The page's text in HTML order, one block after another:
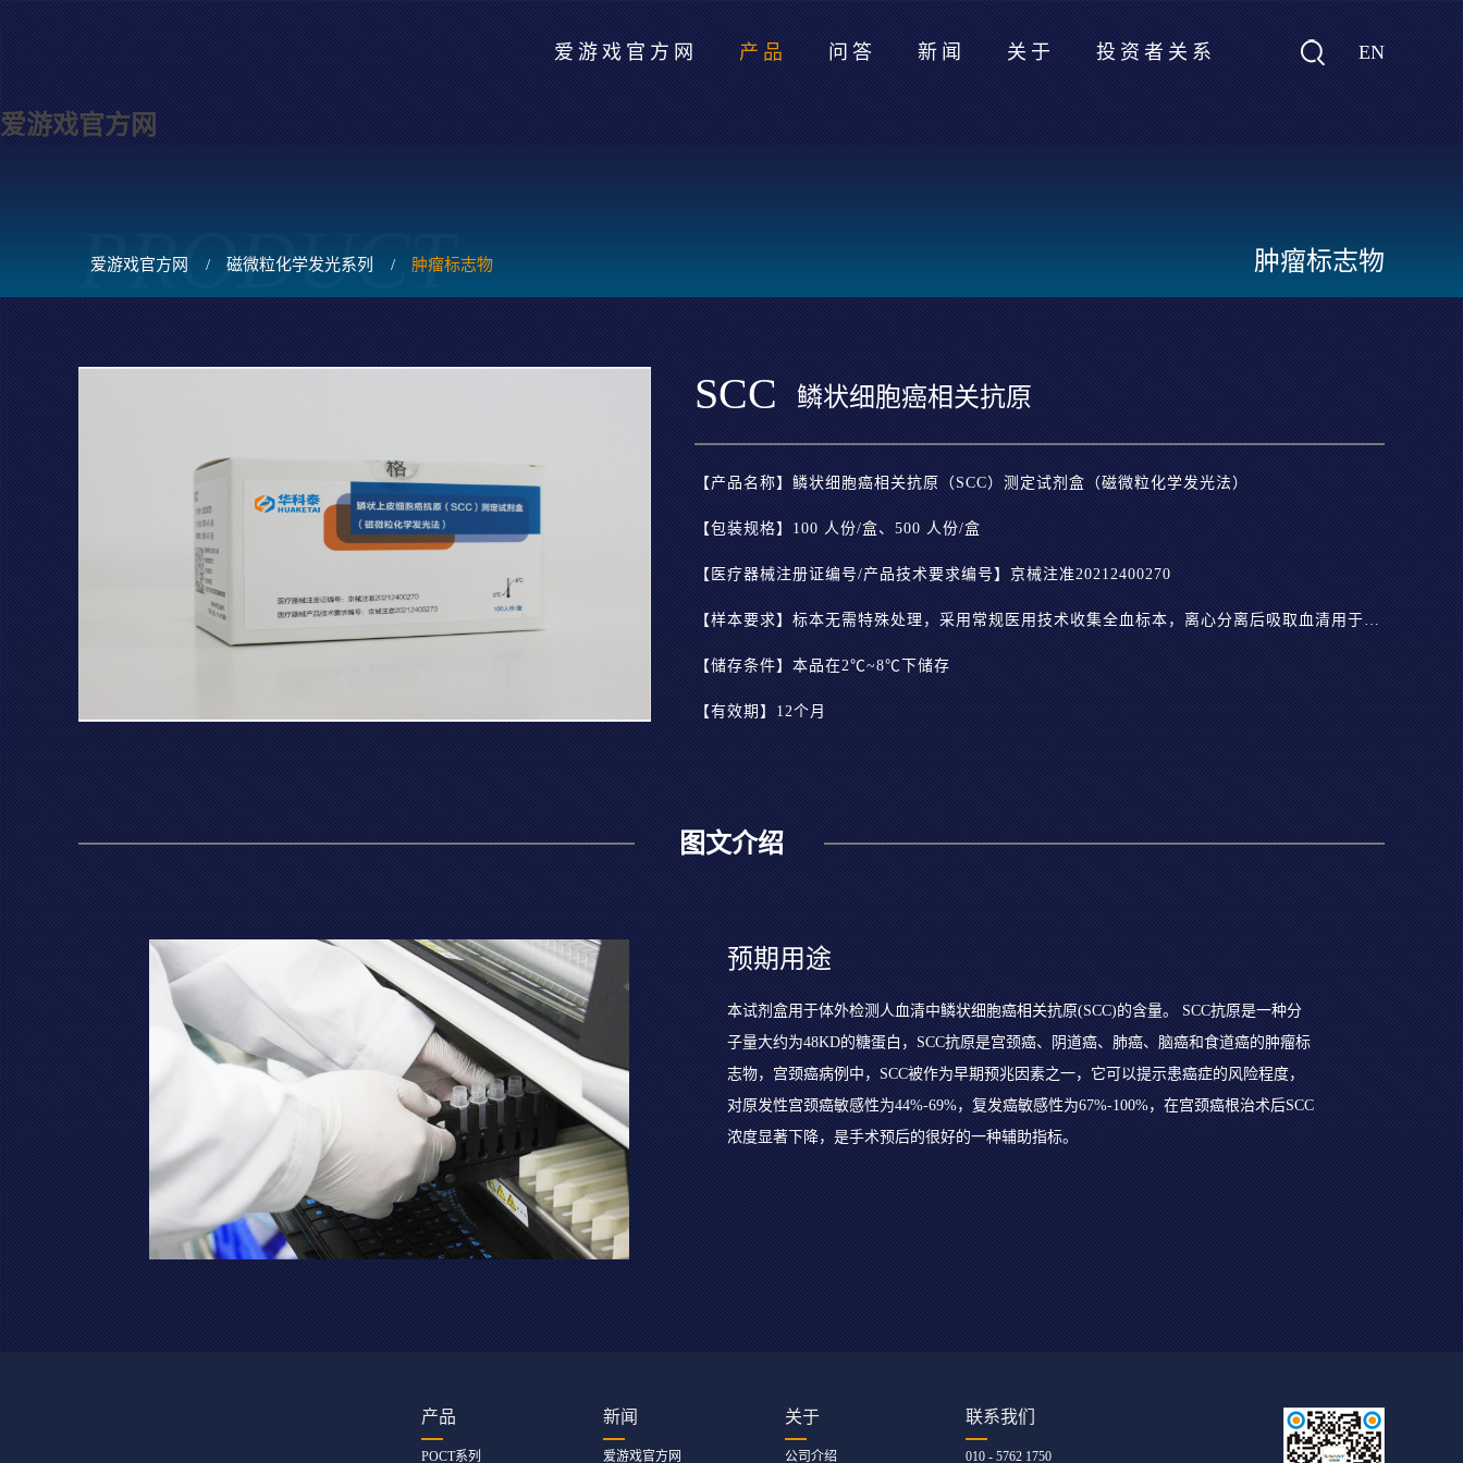
爱游戏官方网
EN
爱游戏官方网 产品 问答 新闻 关于 投资者关系
肿瘤标志物
PRODUCT
爱游戏官方网 / 磁微粒化学发光系列 / 肿瘤标志物
SCC 鳞状细胞癌相关抗原
【产品名称】鳞状细胞癌相关抗原（SCC）测定试剂盒（磁微粒化学发光法）
【包装规格】100 人份/盒、500 人份/盒
【医疗器械注册证编号/产品技术要求编号】京械注准20212400270
【样本要求】标本无需特殊处理，采用常规医用技术收集全血标本，离心分离后吸取血清用于检测
【储存条件】本品在2℃~8℃下储存
【有效期】12个月
图文介绍
预期用途
本试剂盒用于体外检测人血清中鳞状细胞癌相关抗原(SCC)的含量。 SCC抗原是一种分
子量大约为48KD的糖蛋白，SCC抗原是宫颈癌、阴道癌、肺癌、脑癌和食道癌的肿瘤标
志物，宫颈癌病例中，SCC被作为早期预兆因素之一，它可以提示患癌症的风险程度，
对原发性宫颈癌敏感性为44%-69%，复发癌敏感性为67%-100%，在宫颈癌根治术后SCC
浓度显著下降，是手术预后的很好的一种辅助指标。
产品
POCT系列
新闻
爱游戏官方网
关于
公司介绍
联系我们
010 - 5762 1750